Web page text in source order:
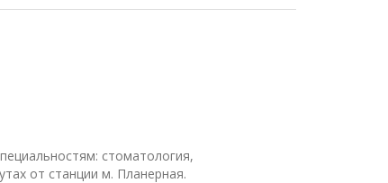
стоматология,
от станции м. Планерная.